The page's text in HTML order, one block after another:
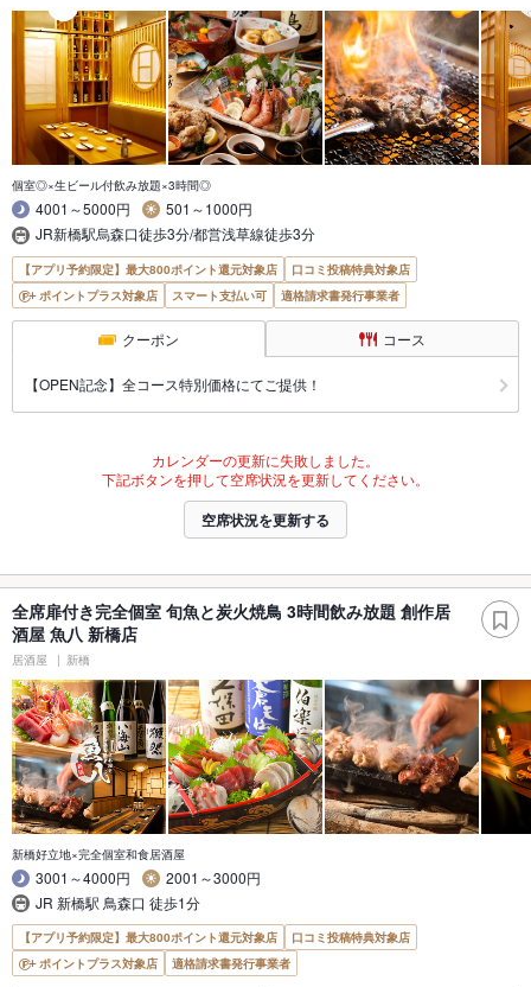
個室◎×生ビール付飲み放題×3時間◎
4001～5000円
501～1000円
JR新橋駅烏森口徒歩3分/都営浅草線徒歩3分
【アプリ予約限定】最大800ポイント還元対象店
口コミ投稿特典対象店
ポイントプラス対象店
スマート支払い可 適格請求書発行事業者
クーポン コース
【OPEN記念】全コース特別価格にてご提供！
カレンダーの更新に失敗しました。
下記ボタンを押して空席状況を更新してください。
空席状況を更新する
全席扉付き完全個室 旬魚と炭火焼鳥 3時間飲み放題 創作居
酒屋 魚八 新橋店
居酒屋 新橋
新橋好立地×完全個室和食居酒屋
3001～4000円
2001～3000円
JR 新橋駅 鳥森口 徒歩1分
【アプリ予約限定】最大800ポイント還元対象店
口コミ投稿特典対象店
ポイントプラス対象店
適格請求書発行事業者